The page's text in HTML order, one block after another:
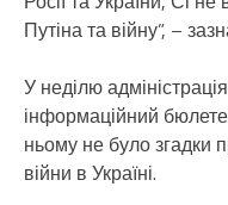
Путіна та війну”, –
У неділю
інформаційний
ньому не було згадки
війни в Україні.